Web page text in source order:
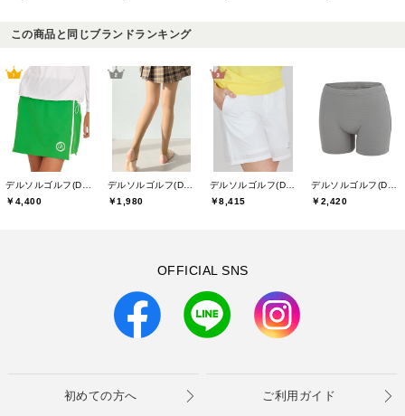
この商品と同じブランドランキング
￥4,400
￥1,980
￥8,415
￥2,420
OFFICIAL SNS
初めての方へ ご利用ガイド